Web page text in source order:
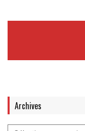
Archives